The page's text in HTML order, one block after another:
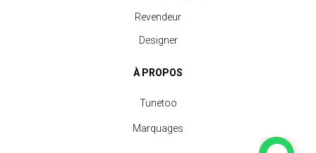
Revendeur
Designer
À PROPOS
Tunetoo
Marquages